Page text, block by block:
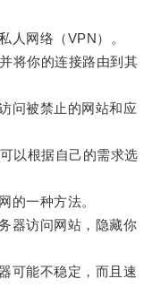
网络（VPN）。
你的连接路由到其
被禁止的网站和应
根据自己的需求选
一种方法。
访问网站，隐藏你
能不稳定，而且速